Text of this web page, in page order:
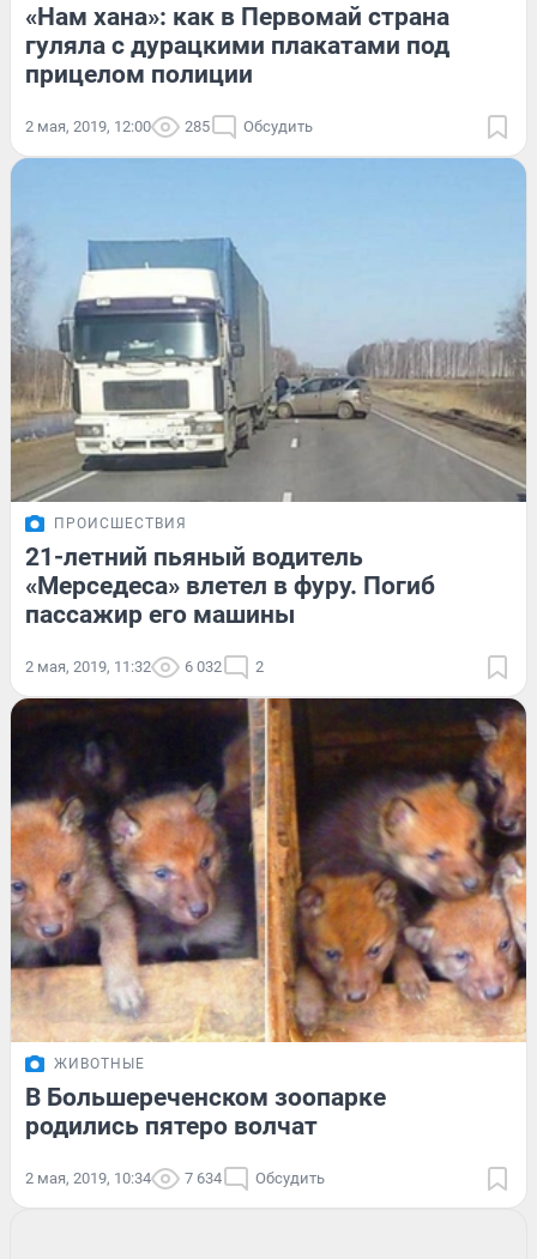
«Нам хана»: как в Первомай страна
гуляла с дурацкими плакатами под
прицелом полиции
2 мая, 2019, 12:00 285 Обсудить
ПРОИСШЕСТВИЯ
21-летний пьяный водитель
«Мерседеса» влетел в фуру. Погиб
пассажир его машины
2 мая, 2019, 11:32 6 032 2
ЖИВОТНЫЕ
В Большереченском зоопарке
родились пятеро волчат
2 мая, 2019, 10:34 7 634 Обсудить